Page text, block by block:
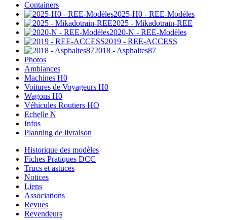
Containers
2025-H0 - REE-Modèles
2025 - Mikadotrain-REE
2020-N - REE-Modèles
2019 - REE-ACCESS
2018 - Asphaltes87
Photos
Ambiances
Machines H0
Voitures de Voyageurs H0
Wagons H0
Véhicules Routiers HO
Echelle N
Infos
Planning de livraison
Historique des modèles
Fiches Pratiques DCC
Trucs et astuces
Notices
Liens
Associations
Revues
Revendeurs